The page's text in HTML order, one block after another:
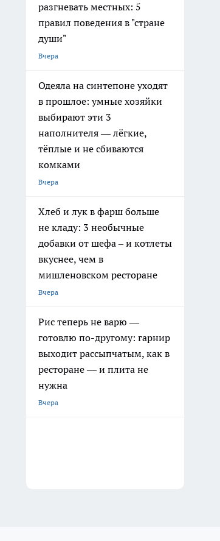
разгневать местных: 5
правил поведения в "стране
души"
Вчера
Одеяла на синтепоне уходят
в прошлое: умные хозяйки
выбирают эти 3
наполнителя — лёгкие,
тёплые и не сбиваются
комками
Вчера
Хлеб и лук в фарш больше
не кладу: 3 необычные
добавки от шефа – и котлеты
вкуснее, чем в
мишленовском ресторане
Вчера
Рис теперь не варю —
готовлю по-другому: гарнир
выходит рассыпчатым, как в
ресторане — и плита не
нужна
Вчера